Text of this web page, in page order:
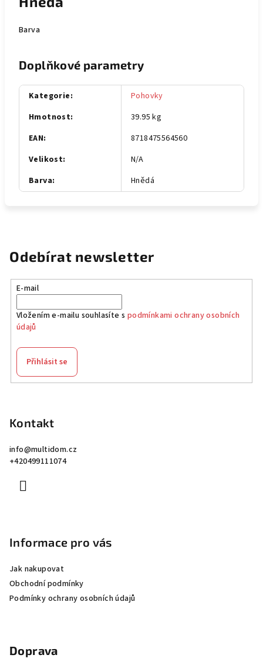
Barva
Doplňkové parametry
Kategorie:
Pohovky
Hmotnost:
39.95 kg
EAN:
8718475564560
Velikost:
N/A
Barva: Hnědá
Odebírat newsletter
E-mail
Vložením e-mailu souhlasíte s podmínkami ochrany osobních
údajů
Přihlásit se
Kontakt
info@multidom.cz
+420499111074
Informace pro vás
Jak nakupovat
Obchodní podmínky
Podmínky ochrany osobních údajů
Doprava